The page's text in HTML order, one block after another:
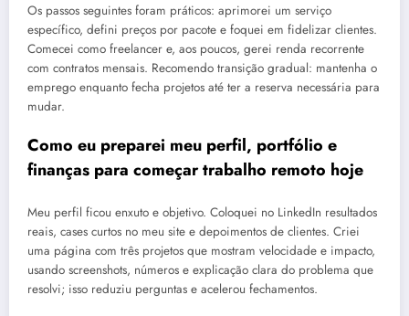
Os passos seguintes foram práticos: aprimorei um serviço
específico, defini preços por pacote e foquei em fidelizar clientes.
Comecei como freelancer e, aos poucos, gerei renda recorrente
com contratos mensais. Recomendo transição gradual: mantenha o
emprego enquanto fecha projetos até ter a reserva necessária para
mudar.
Como eu preparei meu perfil, portfólio e
finanças para começar trabalho remoto hoje
Meu perfil ficou enxuto e objetivo. Coloquei no LinkedIn resultados
reais, cases curtos no meu site e depoimentos de clientes. Criei
uma página com três projetos que mostram velocidade e impacto,
usando screenshots, números e explicação clara do problema que
resolvi; isso reduziu perguntas e acelerou fechamentos.